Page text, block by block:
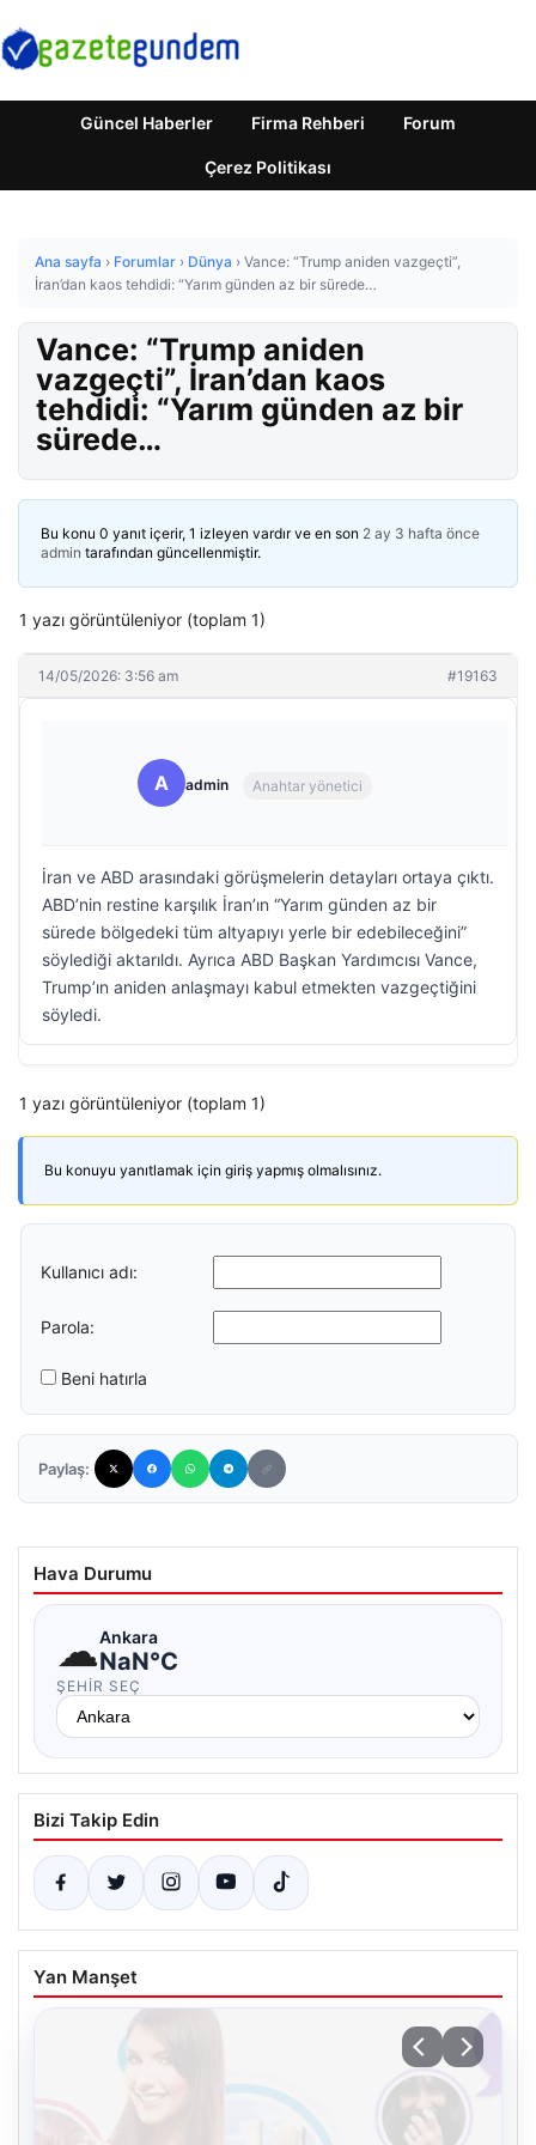
Güncel Haberler Firma Rehberi Forum
Çerez Politikası
Ana sayfa › Forumlar › Dünya › Vance: “Trump aniden vazgeçti”,
İran’dan kaos tehdidi: “Yarım günden az bir sürede…
Vance: “Trump aniden
vazgeçti”, İran’dan kaos
tehdidi: “Yarım günden az bir
sürede…
Bu konu 0 yanıt içerir, 1 izleyen vardır ve en son 2 ay 3 hafta önce
admin tarafından güncellenmiştir.
1 yazı görüntüleniyor (toplam 1)
14/05/2026: 3:56 am #19163
A admin Anahtar yönetici
İran ve ABD arasındaki görüşmelerin detayları ortaya çıktı.
ABD’nin restine karşılık İran’ın “Yarım günden az bir
sürede bölgedeki tüm altyapıyı yerle bir edebileceğini”
söylediği aktarıldı. Ayrıca ABD Başkan Yardımcısı Vance,
Trump’ın aniden anlaşmayı kabul etmekten vazgeçtiğini
söyledi.
1 yazı görüntüleniyor (toplam 1)
Bu konuyu yanıtlamak için giriş yapmış olmalısınız.
Kullanıcı adı:
Parola:
Beni hatırla
Paylaş:
Hava Durumu
☁Ankara
NaN°C
ŞEHIR SEÇ
Bizi Takip Edin
Yan Manşet